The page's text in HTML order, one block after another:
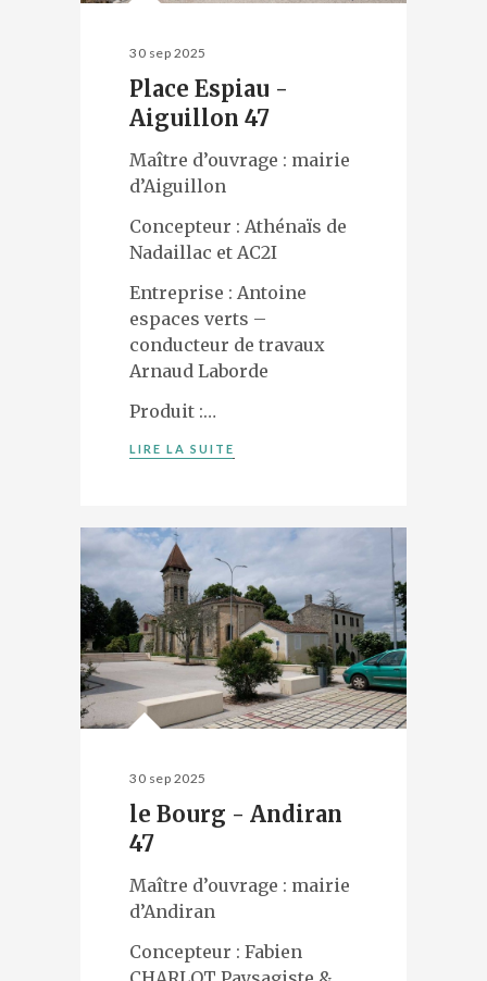
30 sep 2025
Place Espiau -
Aiguillon 47
Maître d’ouvrage : mairie
d’Aiguillon
Concepteur : Athénaïs de
Nadaillac et AC2I
Entreprise : Antoine
espaces verts –
conducteur de travaux
Arnaud Laborde
Produit :…
LIRE LA SUITE
30 sep 2025
le Bourg - Andiran
47
Maître d’ouvrage : mairie
d’Andiran
Concepteur : Fabien